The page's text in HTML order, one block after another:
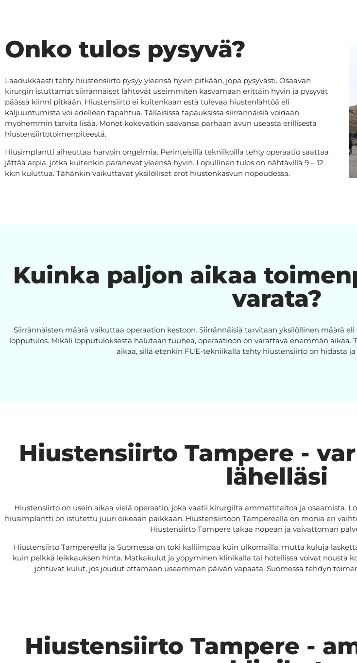
Onko tulos pysyvä?
Laadukkaasti tehty hiustensiirto pysyy yleensä hyvin pitkään, jopa pysyvästi. Osaavan
kirurgin istuttamat siirrännäiset lähtevät useimmiten kasvamaan erittäin hyvin ja pysyvät
päässä kiinni pitkään. Hiustensiirto ei kuitenkaan estä tulevaa hiustenlähtöä eli
kaljuuntumista voi edelleen tapahtua. Tällaisissa tapauksissa siirrännäisiä voidaan
myöhemmin tarvita lisää. Monet kokevatkin saavansa parhaan avun useasta erillisestä
hiustensiirtotoimenpiteestä.
Hiusimplantti aiheuttaa harvoin ongelmia. Perinteisillä tekniikoilla tehty operaatio saattaa
jättää arpia, jotka kuitenkin paranevat yleensä hyvin. Lopullinen tulos on nähtävillä 9 – 12
kk:n kuluttua. Tähänkin vaikuttavat yksilölliset erot hiustenkasvun nopeudessa.
Kuinka paljon aikaa
varata?
Siirrännäisten määrä vaikuttaa operaation kestoon. Siirrännäisiä tarvitaan yksilöllinen määrä
lopputulos. Mikäli lopputuloksesta halutaan tuuhea, operaatioon on varattava enemmän aikaa.
aikaa, sillä etenkin FUE-tekniikalla tehty hiustensiirto on hidasta
Hiustensiirto Tampere -
lähelläsi
Hiustensiirto on usein aikaa vielä operaatio, joka vaatii kirurgilta ammattitaitoa ja osaamista.
hiusimplantti on istutettu juuri oikeaan paikkaan. Hiustensiirtoon Tampereella on monia eri
Hiustensiirto Tampere takaa nopean ja vaivattoman
Hiustensiirto Tampereella ja Suomessa on toki kalliimpaa kuin ulkomailla, mutta kuluja
kuin pelkkä leikkauksen hinta. Matkakulut ja yöpyminen klinikalla tai hotellissa voivat nousta
johtuvat kulut, jos joudut ottamaan useamman päivän vapaata. Suomessa tehdyn
Hiustensiirto Tampere -